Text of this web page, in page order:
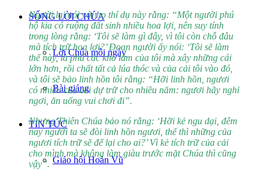
SỐNG LỜI CHÚA
Lời Chúa mỗi ngày
Bài giảng
TIN TỨC
Giáo hội Hoàn Vũ
Người lại nói với họ thí dụ này rằng: “Một người phú
hộ kia có ruộng đất sinh nhiều hoa lợi, nên suy tính
trong lòng rằng: ‘Tôi sẽ làm gì đây, vì tôi còn chỗ đâu
mà tích trữ hoa lợi?’ Đoạn người ấy nói: ‘Tôi sẽ làm
thế này, là phá các kho lẫm của tôi mà xây những cái
lớn hơn, rồi chất tất cả lúa thóc và của cải tôi vào đó,
và tôi sẽ bảo linh hồn tôi rằng: “Hỡi linh hồn, ngươi
có nhiều của cải dự trữ cho nhiều năm: ngươi hãy nghỉ
ngơi, ăn uống vui chơi đi”.
Nhưng Thiên Chúa bảo nó rằng: ‘Hỡi kẻ ngu dại, đêm
nay người ta sẽ đòi linh hồn ngươi, thế thì những của
ngươi tích trữ sẽ để lại cho ai?’ Vì kẻ tích trữ của cải
cho mình mà không làm giàu trước mặt Chúa thì cũng
vậy”.